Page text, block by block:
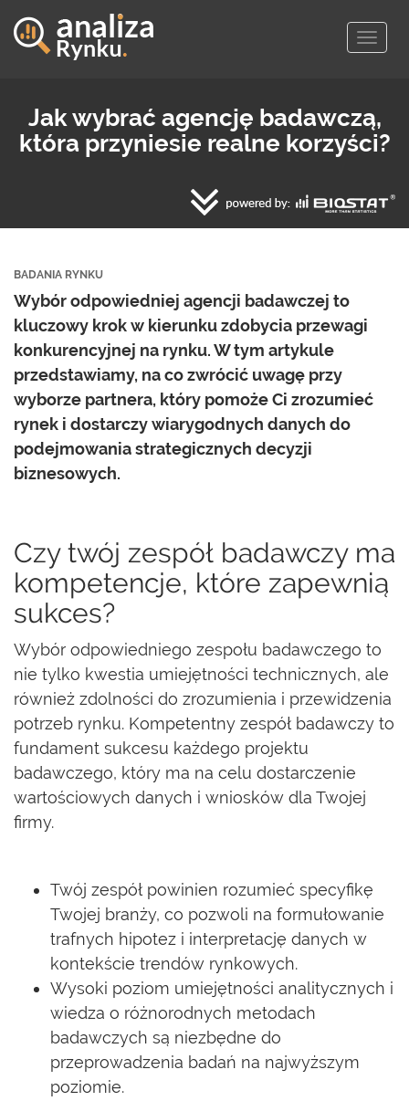
Jak wybrać agencję badawczą,
która przyniesie realne korzyści?
BADANIA RYNKU
Wybór odpowiedniej agencji badawczej to
kluczowy krok w kierunku zdobycia przewagi
konkurencyjnej na rynku. W tym artykule
przedstawiamy, na co zwrócić uwagę przy
wyborze partnera, który pomoże Ci zrozumieć
rynek i dostarczy wiarygodnych danych do
podejmowania strategicznych decyzji
biznesowych.
Czy twój zespół badawczy ma
kompetencje, które zapewnią
sukces?
Wybór odpowiedniego zespołu badawczego to
nie tylko kwestia umiejętności technicznych, ale
również zdolności do zrozumienia i przewidzenia
potrzeb rynku. Kompetentny zespół badawczy to
fundament sukcesu każdego projektu
badawczego, który ma na celu dostarczenie
wartościowych danych i wniosków dla Twojej
firmy.
Twój zespół powinien rozumieć specyfikę
Twojej branży, co pozwoli na formułowanie
trafnych hipotez i interpretację danych w
kontekście trendów rynkowych.
Wysoki poziom umiejętności analitycznych i
wiedza o różnorodnych metodach
badawczych są niezbędne do
przeprowadzenia badań na najwyższym
poziomie.